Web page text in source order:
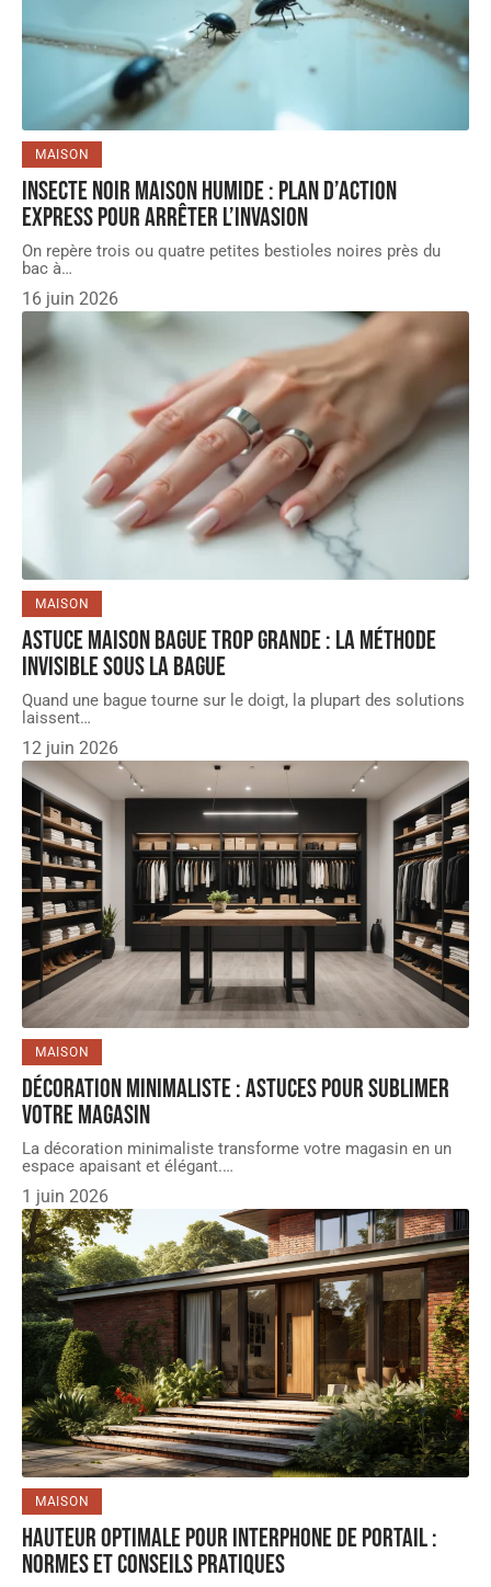
MAISON
Insecte noir maison humide : plan d’action
express pour arrêter l’invasion
On repère trois ou quatre petites bestioles noires près du
bac à…
16 juin 2026
MAISON
Astuce maison bague trop grande : la méthode
invisible sous la bague
Quand une bague tourne sur le doigt, la plupart des solutions
laissent…
12 juin 2026
MAISON
Décoration minimaliste : astuces pour sublimer
votre magasin
La décoration minimaliste transforme votre magasin en un
espace apaisant et élégant.…
1 juin 2026
MAISON
Hauteur optimale pour interphone de portail :
normes et conseils pratiques